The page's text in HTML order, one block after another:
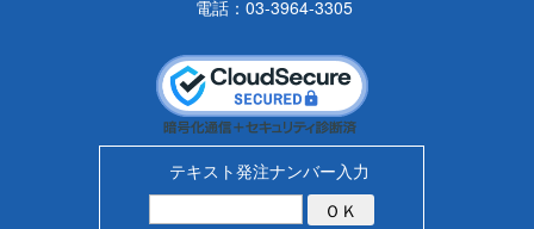
電話：03-3964-3305
テキスト発注ナンバー入力